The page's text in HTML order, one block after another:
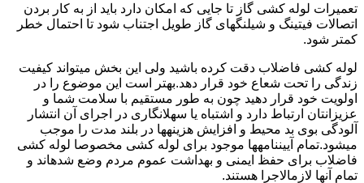
تعمیرات لوله کشی گاز تا جایی که امکان دارد باید از به کار بردن
اتصالات فیتینگ و شیلنگهای گاز طویل اجتناب شود تا احتمال خطر
کمتر شود.
لوله کشی فاضلاب دقت کرده باشید ولی این بخش میتواند کیفیت
زندگی را تحت شعاع خود قرار دهد.بهتر است این موضوع را در
اولویت خود قرار دهید چون به طور مستقیم با سلامت شما و
عزیزانتان ارتباط دارد و اشتباه یا سهلانگاری در اجرای آن انتشار
آلودگی بوی بد محیط و افزایش هزینهها در بلند مدت را موجب
میشود.تمام آییننامهها موجود برای لوله کشی مخصوصا لوله کشی
فاضلاب برای حفظ ایمنی و بهداشت عموم مردم وضع شدهاند و
تمام آنها لازمالاجرا هستند.